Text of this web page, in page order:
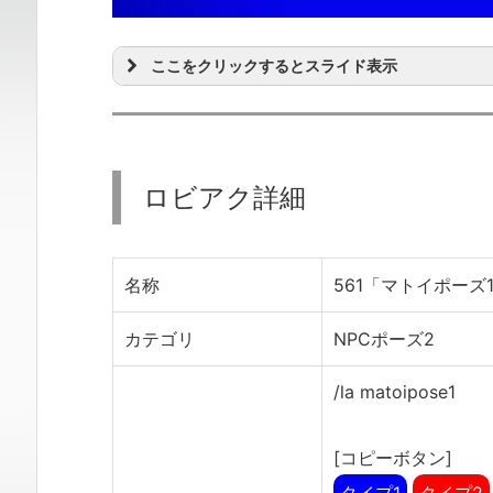
ここをクリックするとスライド表示
ロビアク詳細
名称 561「マトイポーズ
カテゴリ NPCポーズ2
/la matoipose1
[コピーボタン]